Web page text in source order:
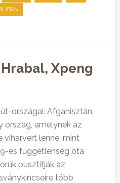
Xpeng
országai: Afganisztán.
ország, amelynek az
viharvert lenne, mint
es függetlenség óta
pusztítják az
több